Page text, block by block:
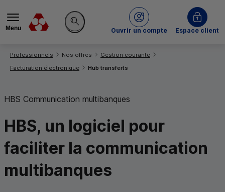
Menu
Rechercher sur le site
Ouvrir un compte
du Crédit MutuelEspace client
Vous êtes ici:
Professionnels Nos offres
Gestion courante
Facturation électronique
Hub transferts
HBS Communication multibanques
HBS, un logiciel pour
faciliter la communication
multibanques